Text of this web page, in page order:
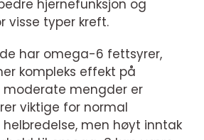
hjernefunksjon og
visse typer kreft.
har omega-6 fettsyrer,
kompleks effekt på
moderate mengder er
viktige for normal
men høyt inntak